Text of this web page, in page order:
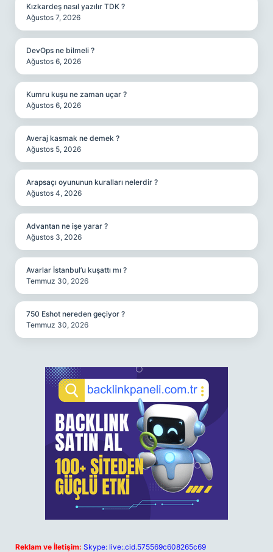
Kızkardeş nasıl yazılır TDK ?
Ağustos 7, 2026
DevOps ne bilmeli ?
Ağustos 6, 2026
Kumru kuşu ne zaman uçar ?
Ağustos 6, 2026
Averaj kasmak ne demek ?
Ağustos 5, 2026
Arapsaçı oyununun kuralları nelerdir ?
Ağustos 4, 2026
Advantan ne işe yarar ?
Ağustos 3, 2026
Avarlar İstanbul’u kuşattı mı ?
Temmuz 30, 2026
750 Eshot nereden geçiyor ?
Temmuz 30, 2026
Reklam ve İletişim: Skype: live:.cid.575569c608265c69